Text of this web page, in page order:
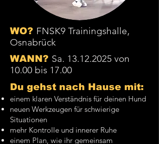
WO? FNSK9 Trainingshalle,
Osnabrück
WANN? Sa. 13.12.2025 von
10.00 bis 17.00
Du gehst nach Hause mit:
einem klaren Verständnis für deinen Hund
neuen Werkzeugen für schwierige
Situationen
mehr Kontrolle und innerer Ruhe
einem Plan, wie ihr gemeinsam